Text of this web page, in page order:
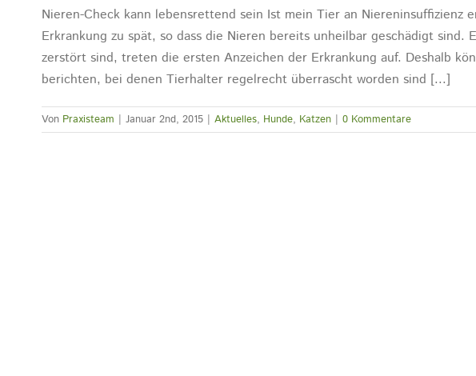
Nieren-Check kann lebensrettend sein Ist mein Tier an Niereninsuffizienz
Erkrankung zu spät, so dass die Nieren bereits unheilbar geschädigt sind.
zerstört sind, treten die ersten Anzeichen der Erkrankung auf. Deshalb
berichten, bei denen Tierhalter regelrecht überrascht worden sind [...]
Von Praxisteam | Januar 2nd, 2015 | Aktuelles, Hunde, Katzen | 0 Kommentare